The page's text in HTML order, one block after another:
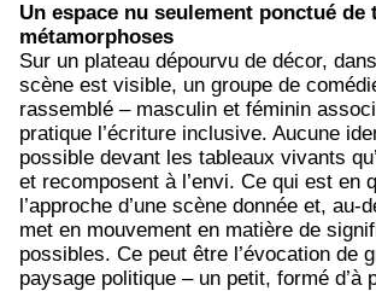
Un espace nu seulement ponctué de
métamorphoses
Sur un plateau dépourvu de décor,
scène est visible, un groupe de
rassemblé – masculin et féminin
pratique l’écriture inclusive. Aucune
possible devant les tableaux vivants
et recomposent à l’envi. Ce qui est en
l’approche d’une scène donnée et, au-
met en mouvement en matière de
possibles. Ce peut être l’évocation de
paysage politique – un petit, formé d’à